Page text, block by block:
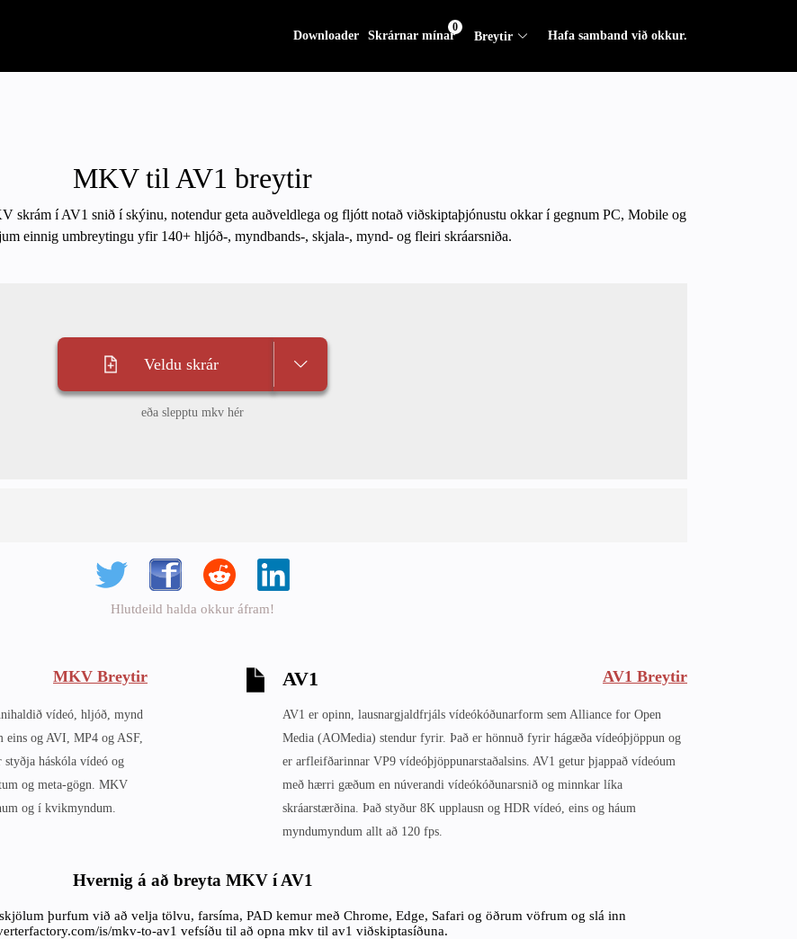
Downloader Skrárnar mínar
0
Breytir Hafa samband við okkur.
MKV til AV1 breytir
skrám í AV1 snið í skýinu, notendur geta auðveldlega og fljótt notað viðskiptaþjónustu okkar í gegnum PC, Mobile og
einnig umbreytingu yfir 140+ hljóð-, myndbands-, skjala-, mynd- og fleiri skráarsniða.
Veldu skrár
eða slepptu mkv hér
Hlutdeild halda okkur áfram!
MKV Breytir
vídeó, hljóð, mynd
eins og AVI, MP4 og ASF,
háskóla vídeó og
og meta-gögn. MKV
og í kvikmyndum.
AV1 AV1 Breytir
AV1 er opinn, lausnargjaldfrjáls vídeókóðunarform sem Alliance for Open
Media (AOMedia) stendur fyrir. Það er hönnuð fyrir hágæða vídeóþjöppun og
er arfleifðarinnar VP9 vídeóþjöppunarstaðalsins. AV1 getur þjappað vídeóum
með hærri gæðum en núverandi vídeókóðunarsnið og minnkar líka
skráarstærðina. Það styður 8K upplausn og HDR vídeó, eins og háum
myndumyndum allt að 120 fps.
Hvernig á að breyta MKV í AV1
þurfum við að velja tölvu, farsíma, PAD kemur með Chrome, Edge, Safari og öðrum vöfrum og slá inn
is/mkv-to-av1 vefsíðu til að opna mkv til av1 viðskiptasíðuna.